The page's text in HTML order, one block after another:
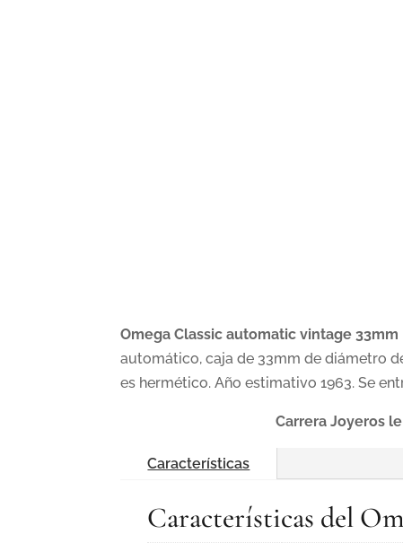
Omega Classic automatic vintage 33mm
automático, caja de 33mm de diámetro
es hermético. Año estimativo 1963. Se
Carrera Joyeros
Características
Características del